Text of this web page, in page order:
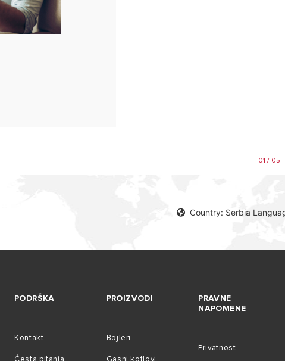
01 / 05
Country: Serbia
PODRŠKA
Kontakt
PROIZVODI
Bojleri
PRAVNE
NAPOMENE
Privatnost